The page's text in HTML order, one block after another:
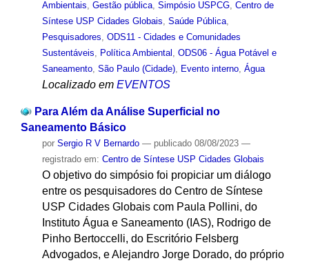
Ambientais, Gestão pública, Simpósio USPCG, Centro de
Síntese USP Cidades Globais, Saúde Pública,
Pesquisadores, ODS11 - Cidades e Comunidades
Sustentáveis, Política Ambiental , ODS06 - Água Potável e
Saneamento, São Paulo (Cidade), Evento interno, Água
Localizado em EVENTOS
Para Além da Análise Superficial no
Saneamento Básico
por Sergio R V Bernardo — publicado08/08/2023 —
registrado em: Centro de Síntese USP Cidades Globais
O objetivo do simpósio foi propiciar um diálogo
entre os pesquisadores do Centro de Síntese
USP Cidades Globais com Paula Pollini, do
Instituto Água e Saneamento (IAS), Rodrigo de
Pinho Bertoccelli, do Escritório Felsberg
Advogados, e Alejandro Jorge Dorado, do próprio